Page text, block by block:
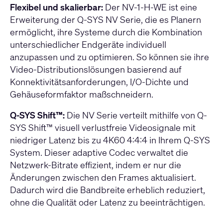
Flexibel und skalierbar: Der NV-1-H-WE ist eine
Erweiterung der Q-SYS NV Serie, die es Planern
ermöglicht, ihre Systeme durch die Kombination
unterschiedlicher Endgeräte individuell
anzupassen und zu optimieren. So können sie ihre
Video-Distributionslösungen basierend auf
Konnektivitätsanforderungen, I/O-Dichte und
Gehäuseformfaktor maßschneidern.
Q-SYS Shift™: Die NV Serie verteilt mithilfe von Q-
SYS Shift™ visuell verlustfreie Videosignale mit
niedriger Latenz bis zu 4K60 4:4:4 in Ihrem Q-SYS
System. Dieser adaptive Codec verwaltet die
Netzwerk-Bitrate effizient, indem er nur die
Änderungen zwischen den Frames aktualisiert.
Dadurch wird die Bandbreite erheblich reduziert,
ohne die Qualität oder Latenz zu beeinträchtigen.